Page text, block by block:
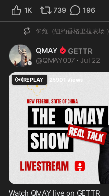
1K 739 196
仰雍（纽约香格里拉农场 ）
QMAY
@QMAY007 · Jul 22
Watch QMAY live on GETTR
REPLAY 25901 Views